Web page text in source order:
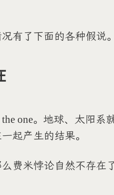
有了下面的各种假说
one。地球、太阳系
起产生的结果。
费米悖论自然不存在